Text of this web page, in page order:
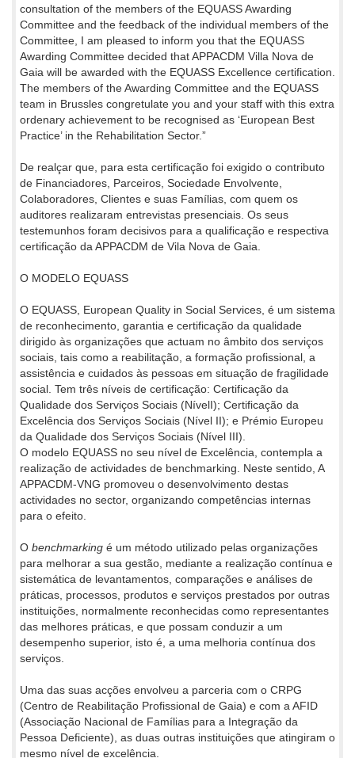
consultation of the members of the EQUASS Awarding
Committee and the feedback of the individual members of the
Committee, I am pleased to inform you that the EQUASS
Awarding Committee decided that APPACDM Villa Nova de
Gaia will be awarded with the EQUASS Excellence certification.
The members of the Awarding Committee and the EQUASS
team in Brussles congretulate you and your staff with this extra
ordenary achievement to be recognised as ‘European Best
Practice’ in the Rehabilitation Sector.”
De realçar que, para esta certificação foi exigido o contributo
de Financiadores, Parceiros, Sociedade Envolvente,
Colaboradores, Clientes e suas Famílias, com quem os
auditores realizaram entrevistas presenciais. Os seus
testemunhos foram decisivos para a qualificação e respectiva
certificação da APPACDM de Vila Nova de Gaia.
O MODELO EQUASS
O EQUASS, European Quality in Social Services, é um sistema
de reconhecimento, garantia e certificação da qualidade
dirigido às organizações que actuam no âmbito dos serviços
sociais, tais como a reabilitação, a formação profissional, a
assistência e cuidados às pessoas em situação de fragilidade
social. Tem três níveis de certificação: Certificação da
Qualidade dos Serviços Sociais (NívelI); Certificação da
Excelência dos Serviços Sociais (Nível II); e Prémio Europeu
da Qualidade dos Serviços Sociais (Nível III).
O modelo EQUASS no seu nível de Excelência, contempla a
realização de actividades de benchmarking. Neste sentido, A
APPACDM-VNG promoveu o desenvolvimento destas
actividades no sector, organizando competências internas
para o efeito.
O benchmarking é um método utilizado pelas organizações
para melhorar a sua gestão, mediante a realização contínua e
sistemática de levantamentos, comparações e análises de
práticas, processos, produtos e serviços prestados por outras
instituições, normalmente reconhecidas como representantes
das melhores práticas, e que possam conduzir a um
desempenho superior, isto é, a uma melhoria contínua dos
serviços.
Uma das suas acções envolveu a parceria com o CRPG
(Centro de Reabilitação Profissional de Gaia) e com a AFID
(Associação Nacional de Famílias para a Integração da
Pessoa Deficiente), as duas outras instituições que atingiram o
mesmo nível de excelência.